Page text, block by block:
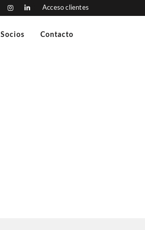
Acceso clientes
Socios Contacto